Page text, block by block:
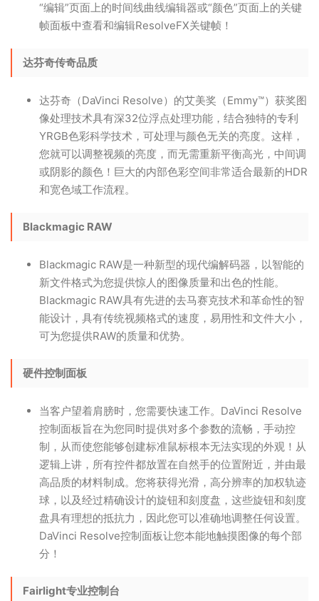
“编辑”页面上的时间线曲线编辑器或“颜色”页面上的关键
帧面板中查看和编辑ResolveFX关键帧！
达芬奇传奇品质
达芬奇（DaVinci Resolve）的艾美奖（Emmy™）获奖图
像处理技术具有深32位浮点处理功能，结合独特的专利
YRGB色彩科学技术，可处理与颜色无关的亮度。这样，
您就可以调整视频的亮度，而无需重新平衡高光，中间调
或阴影的颜色！巨大的内部色彩空间非常适合最新的HDR
和宽色域工作流程。
Blackmagic RAW
Blackmagic RAW是一种新型的现代编解码器，以智能的
新文件格式为您提供惊人的图像质量和出色的性能。
Blackmagic RAW具有先进的去马赛克技术和革命性的智
能设计，具有传统视频格式的速度，易用性和文件大小，
可为您提供RAW的质量和优势。
硬件控制面板
当客户望着肩膀时，您需要快速工作。DaVinci Resolve
控制面板旨在为您同时提供对多个参数的流畅，手动控
制，从而使您能够创建标准鼠标根本无法实现的外观！从
逻辑上讲，所有控件都放置在自然手的位置附近，并由最
高品质的材料制成。您将获得光滑，高分辨率的加权轨迹
球，以及经过精确设计的旋钮和刻度盘，这些旋钮和刻度
盘具有理想的抵抗力，因此您可以准确地调整任何设置。
DaVinci Resolve控制面板让您本能地触摸图像的每个部
分！
Fairlight专业控制台